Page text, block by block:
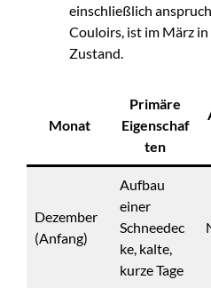
einschließlich
Couloirs, ist im März
Zustand.
Monat
Primäre
Eigenschaf
ten
Dezember
(Anfang)
Aufbau
einer
Schneedec
ke, kalte,
kurze Tage